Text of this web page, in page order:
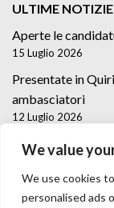
We value
We use cookies
personalised ads
ULTIME NOTIZIE
Aperte le
15 Luglio 2026
Presentate in
ambasciatori
12 Luglio 2026
Lettere